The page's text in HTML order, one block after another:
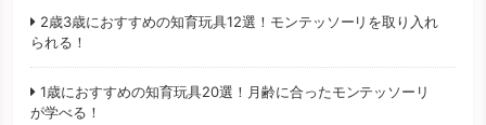
2歳3歳におすすめの知育玩具12選！モンテッソーリを取り入れ
られる！
1歳におすすめの知育玩具20選！月齢に合ったモンテッソーリ
が学べる！